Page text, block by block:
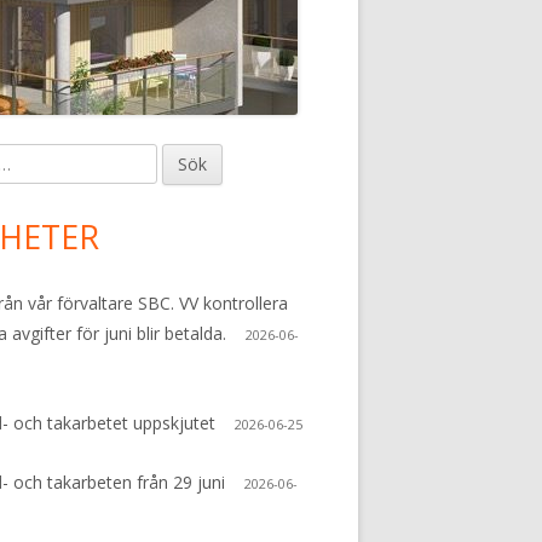
vår förvaltare SBC. VV kontrollera
avgifter för juni blir betalda.
2026-06-
och takarbetet uppskjutet 2026-06-25
och takarbeten från 29 juni
2026-06-